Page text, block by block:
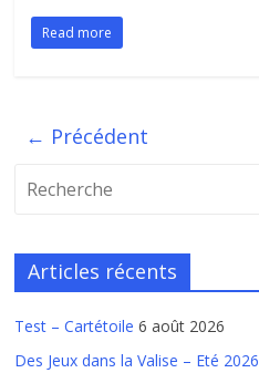
Read more
← Précédent
Articles récents
Test – Cartétoile 6 août 2026
Des Jeux dans la Valise – Eté 2026